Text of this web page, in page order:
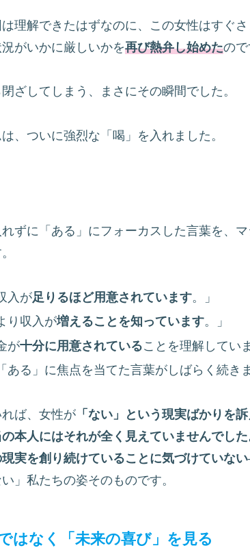
理解できたはずなのに、この女性はすぐ
がいかに厳しいかを再び熱弁し始めたので
ざしてしまう、まさにその瞬間でした。
、ついに強烈な「喝」を入れました。
ずに「ある」にフォーカスした言葉を、
入が足りるほど用意されています。」
り収入が増えることを知っています。」
が十分に用意されていることを理解してい
ある」に焦点を当てた言葉がしばらく続き
ば、女性が 「ない」という現実ばかりを
本人にはそれが全く見えていませんでし
実を創り続けていることに気づけていない
」私たちの姿そのものです。
はなく「未来の喜び」を見る